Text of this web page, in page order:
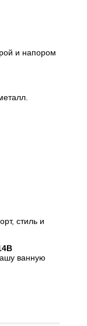
и напором
стиль и
ванную